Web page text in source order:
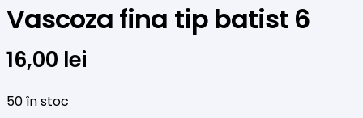
Vascoza fina tip batist 6
16,00 lei
50 în stoc